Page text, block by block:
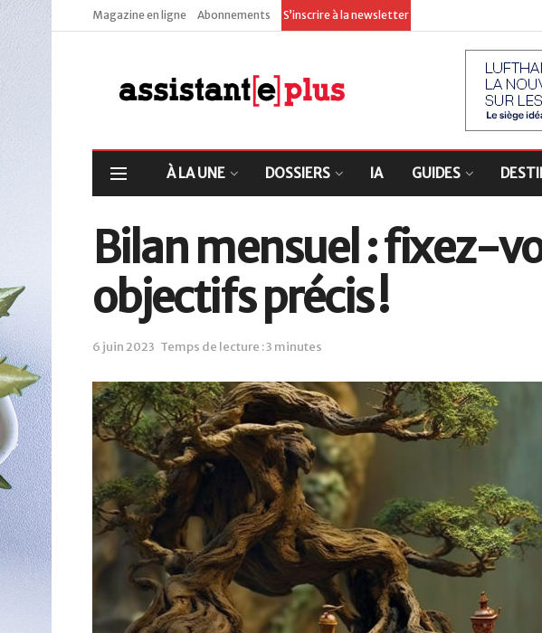
Magazine en ligne Abonnements S’inscrire à la newsletter
À LA UNE DOSSIERS IA GUIDES
Bilan mensuel : fixez-
objectifs précis !
6 juin 2023 Temps de lecture : 3 minutes